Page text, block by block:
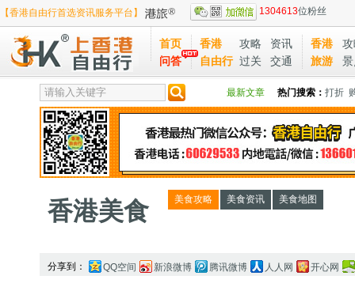
【香港自由行首选资讯服务平台】 1304613位粉丝
首页
问答
香港
自由行
攻略
资讯
过关
交通
香港
旅游
最新文章 热门搜索： 打折
香港美食 美食攻略 美食资讯 美食地图
分享到： QQ空间 新浪微博 腾讯微博 人人网 开心网